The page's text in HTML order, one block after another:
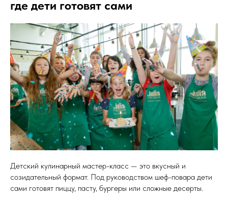
где дети готовят сами
Детский кулинарный мастер-класс — это вкусный и
созидательный формат. Под руководством шеф-повара дети
сами готовят пиццу, пасту, бургеры или сложные десерты.